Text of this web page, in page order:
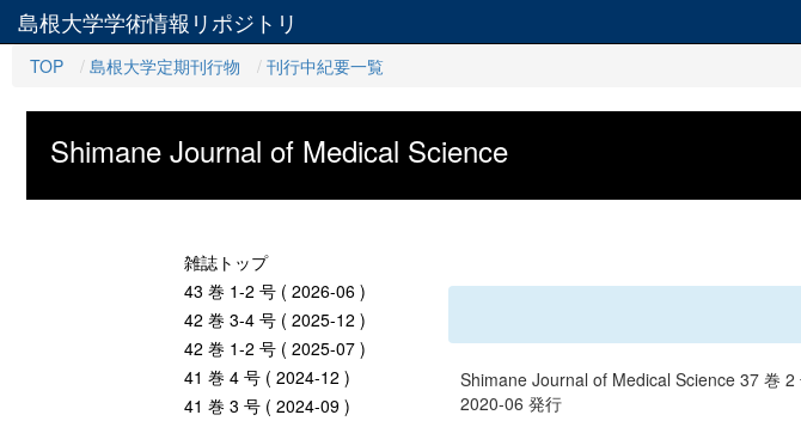
島根大学学術情報リポジトリ
TOP
島根大学定期刊行物 刊行中紀要一覧
Shimane Journal of Medical Science
雑誌トップ
43 巻 1-2 号 ( 2026-06 )
42 巻 3-4 号 ( 2025-12 )
42 巻 1-2 号 ( 2025-07 )
41 巻 4 号 ( 2024-12 )
41 巻 3 号 ( 2024-09 )
Shimane Journal of Medical Science 37 巻 2
2020-06 発行